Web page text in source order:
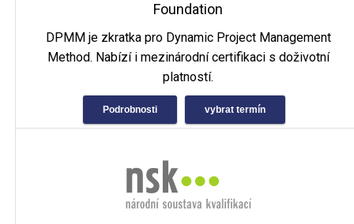
Foundation
DPMM je zkratka pro Dynamic Project Management
Method. Nabízí i mezinárodní certifikaci s doživotní
platností.
Podrobnosti vybrat termín